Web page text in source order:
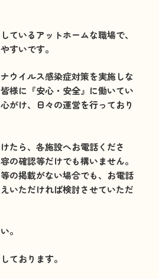
ているアットホームな職場で、
すいです。
ウイルス感染症対策を実施しな
様に『安心・安全』に働いてい
がけ、日々の運営を行っており
たら、各施設へお電話くださ
の確認等だけでも構いません。
の掲載がない場合でも、お電話
いただければ検討させていただ
。
ております。